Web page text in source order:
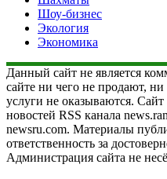
Шоу-бизнес
Экология
Экономика
Данный сайт не является
сайте ни чего не продают,
услуги не оказываются. Сайт
новостей RSS канала
newsru.com. Материалы
ответственность за
Администрация сайта не